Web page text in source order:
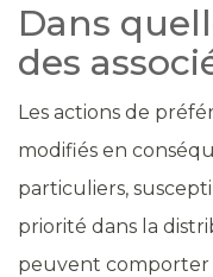
Dans
des
Les actions de
modifiés en
particuliers,
priorité dans la
peuvent comporter